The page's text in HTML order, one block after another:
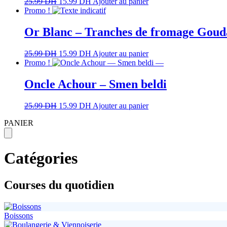
Promo !
Or Blanc – Tranches de fromage
25.99DH 15.99 DH Ajouter au panier
Promo !
Oncle Achour – Smen beldi
25.99DH 15.99 DH Ajouter au panier
PANIER
Catégories
Courses du quotidien
Boissons